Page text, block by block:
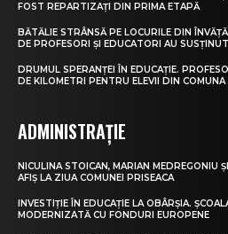
FOST REPARTIZAȚI DIN PRIMA ETAPĂ
BĂTĂLIE STRÂNSĂ PE LOCURILE DIN
DE PROFESORI ȘI EDUCATORI AU
DRUMUL SPERANȚEI ÎN EDUCAȚIE.
DE KILOMETRI PENTRU ELEVII DIN COMUNA
ADMINISTRAȚIE
NICULINA STOICAN, MARIAN MEDREGONIU
AFIȘ LA ZIUA COMUNEI PRISEACA
INVESTIȚIE ÎN EDUCAȚIE LA OBÂRȘIA.
MODERNIZATĂ CU FONDURI EUROPENE